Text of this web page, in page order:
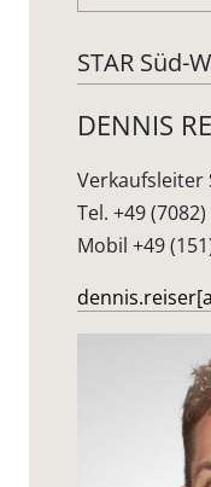
STAR Süd-
DENNIS
Verkaufsleiter
Tel. +49
Mobil +49